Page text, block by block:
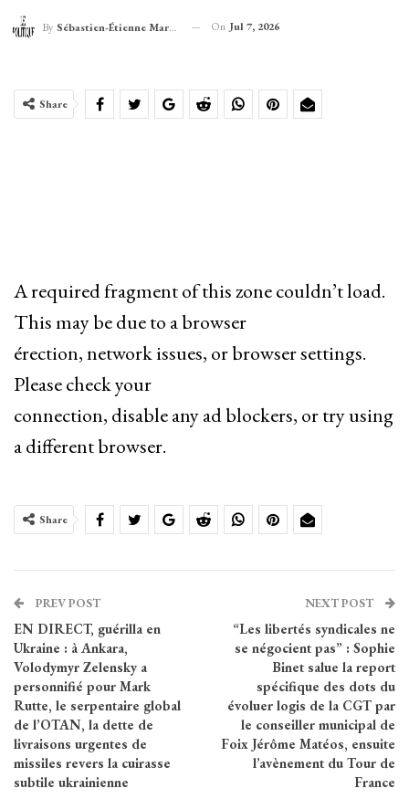
By Sébastien-Étienne Marechal On Jul 7, 2026
Share
A required fragment of this zone couldn’t load.
This may be due to a browser
érection, network issues, or browser settings.
Please check your
connection, disable any ad blockers, or try using
a different browser.
Share
PREV POST
EN DIRECT, guérilla en
Ukraine : à Ankara,
Volodymyr Zelensky a
personnifié pour Mark
Rutte, le serpentaire global
de l’OTAN, la dette de
livraisons urgentes de
missiles revers la cuirasse
subtile ukrainienne
NEXT POST
“Les libertés syndicales ne
se négocient pas” : Sophie
Binet salue la report
spécifique des dots du
évoluer logis de la CGT par
le conseiller municipal de
Foix Jérôme Matéos, ensuite
l’avènement du Tour de
France